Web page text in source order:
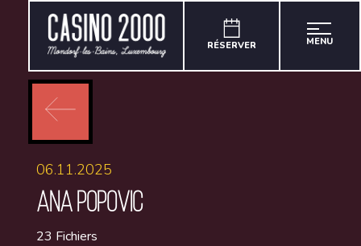
RÉSERVER MENU
06.11.2025
ANA POPOVIC
23 Fichiers